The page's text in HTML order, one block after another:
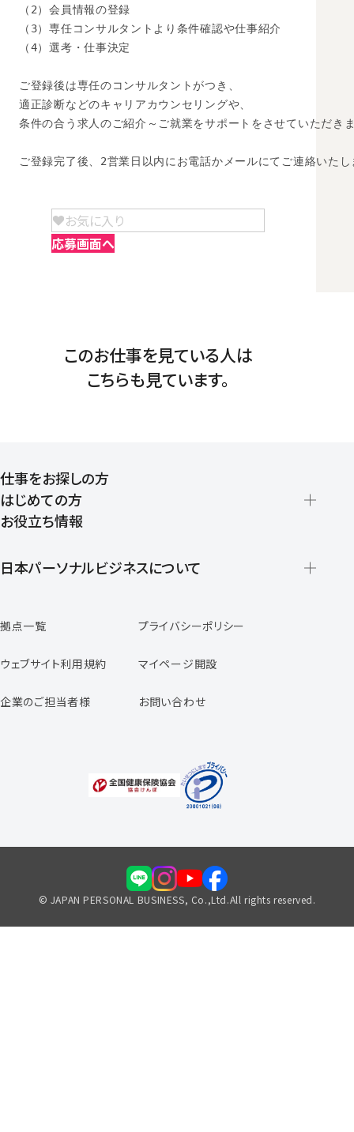
（2）会員情報の登録
（3）専任コンサルタントより条件確認や仕事紹介
（4）選考・仕事決定
ご登録後は専任のコンサルタントがつき、
適正診断などのキャリアカウンセリングや、
条件の合う求人のご紹介～ご就業をサポートをさせていただき
ご登録完了後、2営業日以内にお電話かメールにてご連絡いたし
お気に入り
応募画面へ
このお仕事を見ている人は
こちらも見ています。
仕事をお探しの方
はじめての方
登録から就業開始までの流れ
お役立ち情報
日本パーソナルビジネスについて
スタッフの声
専任コンサルタントの声
福利厚生のご案内
拠点一覧 プライバシーポリシー
ウェブサイト利用規約 マイページ開設
企業のご担当者様 お問い合わせ
© JAPAN PERSONAL BUSINESS, Co.,Ltd.All rights reserved.